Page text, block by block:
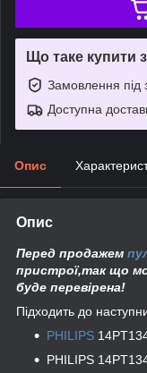
Що таке купити
Замовлення під
Доступна
Опис
Опис
Перед продажем
пристрої,так що
буде перевірена!
Підходить до
PHILIPS
PHILIPS